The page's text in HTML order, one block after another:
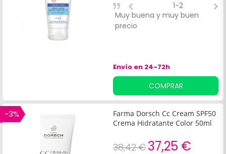
Muy buena y muy buen
precio
1-2
Envío en 24-72h
COMPRAR
-3%
Farma Dorsch Cc Cream SPF50
Crema Hidratante Color 50ml
38,42 € 37,25 €